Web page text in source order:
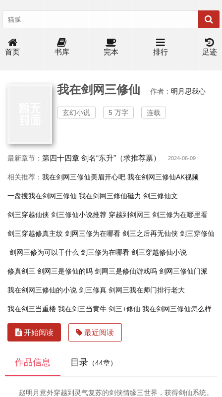
首页 书库 完本 排行 足迹
我在剑网三修仙 作者： 明月思我心
玄幻小说 5 万字 连载
最新章节： 第四十四章 剑名“东升”（求推荐票） 2024-06-09
相关推荐： 我在剑网三修仙美眉开心吧 我在剑网三修仙AK视频
一盘搜我在剑网三修仙 我在剑网三修仙磁力 剑三修仙文
剑三穿越仙侠 剑三修仙小说推荐 穿越到剑网三 剑三修为在哪里看
剑三穿越修真主纹 剑网三修为在哪看 剑三之后再无仙侠 剑三穿修仙
剑网三修为可以干什么 剑三修为在哪看 剑三穿越修仙小说
修真剑三 剑网三是修仙的吗 剑网三是修仙游戏吗 剑网三修仙门派
我在剑网三修仙的小说 剑三修真 剑网三我在师门排行老大
我在剑三当重楼 我在剑三当黄牛 剑三+修仙 我在剑网三修仙怎么样
开始阅读 最近阅读
作品信息 目录 （44章）
赵明月意外穿越到灵气复苏的剑侠情缘三世界，获得剑仙系统。